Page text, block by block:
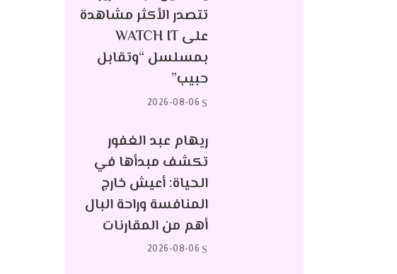
تتصدر الأكثر مشاهدة
على WATCH IT
بمسلسل “وتقابل
حبيب”
2026-08-06
ريهام عبد الغفور
تكشف مبدأها في
الحياة: أعيش خارج
المنافسة وراحة البال
أهم من المقارنات
2026-08-06